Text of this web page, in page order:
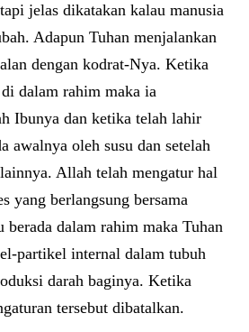
jelas dikatakan kalau manusia
Adapun Tuhan menjalankan
dengan kodrat-Nya. Ketika
dalam rahim maka ia
Ibunya dan ketika telah lahir
awalnya oleh susu dan setelah
Allah telah mengatur hal
yang berlangsung bersama
dalam rahim maka Tuhan
partikel internal dalam tubuh
darah baginya. Ketika
tersebut dibatalkan.